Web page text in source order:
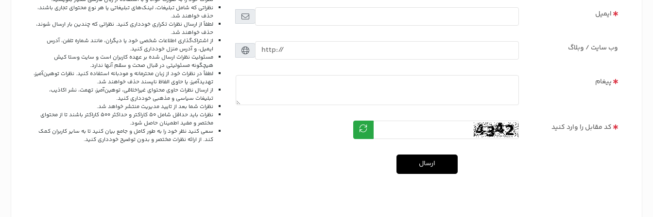
ایمیل
وب سایت / وبلاگ
پیغام
کد مقابل را وارد کنید
ارسال
نظراتی که شامل تبلیغات، لینک‌های تبلیغاتی یا هر نوع محتوای تجاری باشند،
حذف خواهند شد.
لطفاً از ارسال نظرات تکراری خودداری کنید. نظراتی که چندین بار ارسال شوند،
حذف خواهند شد.
از اشتراک‌گذاری اطلاعات شخصی خود یا دیگران، مانند شماره تلفن، آدرس
ایمیل، و آدرس منزل خودداری کنید.
مسئولیت نظرات ارسال شده بر عهده کاربران است و سایت وستا کیش
هیچگونه مسئولیتی در قبال صحت و سقم آنها ندارد.
لطفاً در نظرات خود از زبان محترمانه و مودبانه استفاده کنید. نظرات توهین‌آمیز،
تهدیدآمیز، یا حاوی الفاظ ناپسند حذف خواهند شد.
از ارسال نظرات حاوی محتوای غیراخلاقی، توهین‌آمیز، تهمت، نشر اکاذیب،
تبلیغات سیاسی و مذهبی خودداری کنید.
نظرات شما بعد از تایید مدیریت منتشر خواهد شد.
نظرات باید حداقل شامل 50 کاراکتر و حداکثر 500 کاراکتر باشند تا از محتوای
مختصر و مفید اطمینان حاصل شود.
سعی کنید نظر خود را به طور کامل و جامع بیان کنید تا به سایر کاربران کمک
کند. از ارائه نظرات مختصر و بدون توضیح خودداری کنید.